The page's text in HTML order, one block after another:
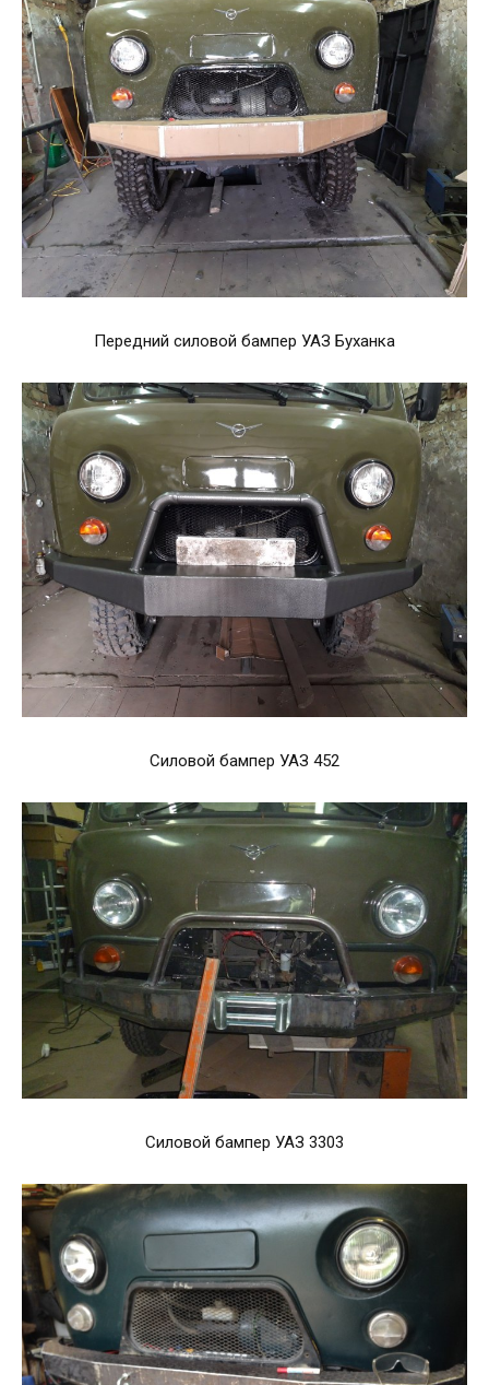
Передний силовой бампер УАЗ Буханка
Силовой бампер УАЗ 452
Силовой бампер УАЗ 3303